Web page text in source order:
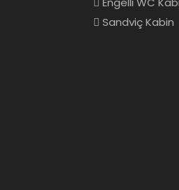
Sandviç Kabin